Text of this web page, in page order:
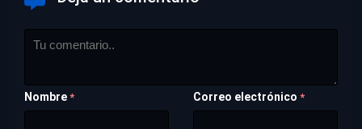
Nombre * Correo electrónico *